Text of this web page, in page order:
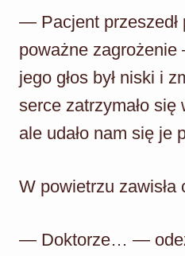
— Pacjent przeszedł
poważne
jego głos był niski i
serce zatrzymało
ale udało nam się je
W powietrzu zawisła
— Doktorze… —